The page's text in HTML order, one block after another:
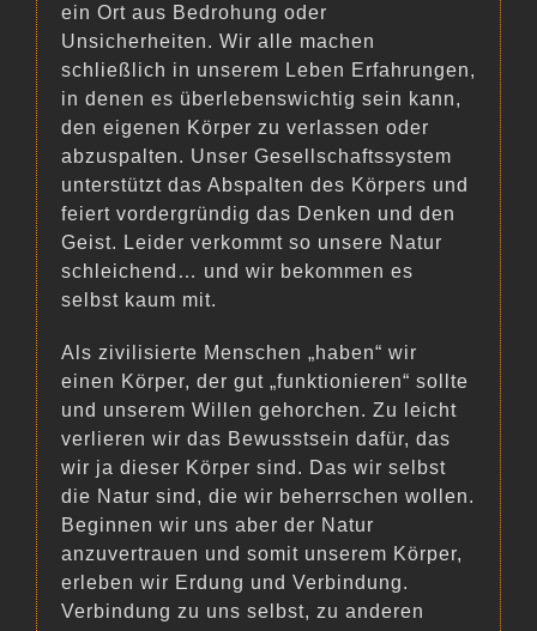
ein Ort aus Bedrohung oder
Unsicherheiten. Wir alle machen
schließlich in unserem Leben Erfahrungen,
in denen es überlebenswichtig sein kann,
den eigenen Körper zu verlassen oder
abzuspalten. Unser Gesellschaftssystem
unterstützt das Abspalten des Körpers und
feiert vordergründig das Denken und den
Geist. Leider verkommt so unsere Natur
schleichend… und wir bekommen es
selbst kaum mit.
Als zivilisierte Menschen „haben“ wir
einen Körper, der gut „funktionieren“ sollte
und unserem Willen gehorchen. Zu leicht
verlieren wir das Bewusstsein dafür, das
wir ja dieser Körper sind. Das wir selbst
die Natur sind, die wir beherrschen wollen.
Beginnen wir uns aber der Natur
anzuvertrauen und somit unserem Körper,
erleben wir Erdung und Verbindung.
Verbindung zu uns selbst, zu anderen